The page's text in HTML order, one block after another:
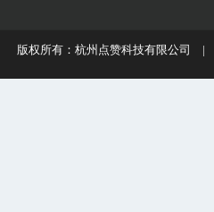
版权所有：杭州点赞科技有限公司